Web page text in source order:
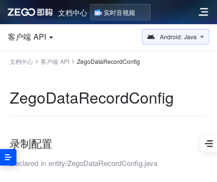
文档中心 实时音视频
客户端 API Android: Java
文档中心 客户端 API ZegoDataRecordConfig
ZegoDataRecordConfig
录制配置
Declared in entity/ZegoDataRecordConfig.java